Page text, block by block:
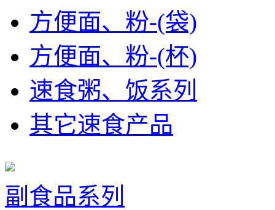
方便面、粉-(袋)
方便面、粉-(杯)
速食粥、饭系列
其它速食产品
副食品系列